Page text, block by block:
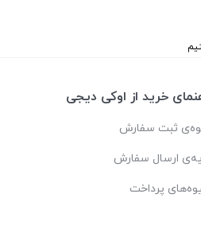
خرید از اوکی دیجی
ثبت سفارش
ارسال سفارش
پرداخت